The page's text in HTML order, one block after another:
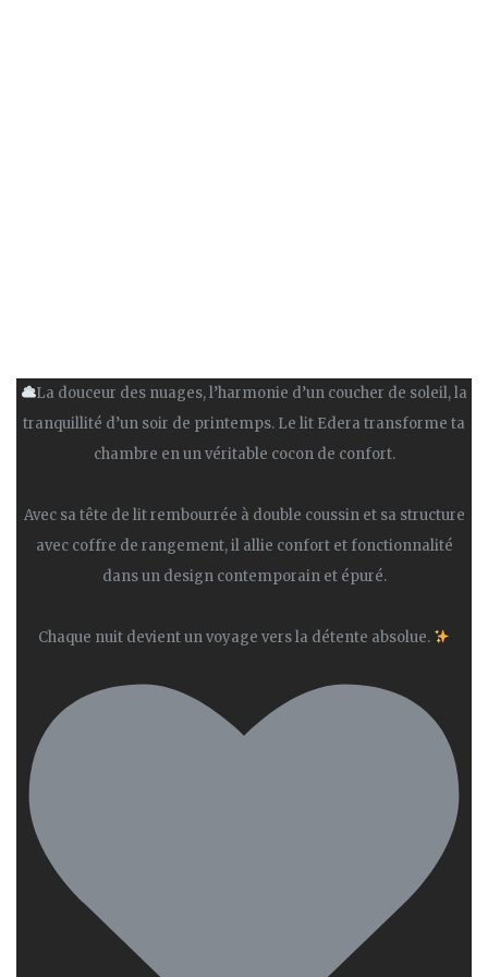
La douceur des nuages, l’harmonie d’un coucher de soleil, la
tranquillité d’un soir de printemps. Le lit Edera transforme ta
chambre en un véritable cocon de confort.
Avec sa tête de lit rembourrée à double coussin et sa structure
avec coffre de rangement, il allie confort et fonctionnalité
dans un design contemporain et épuré.
Chaque nuit devient un voyage vers la détente absolue.